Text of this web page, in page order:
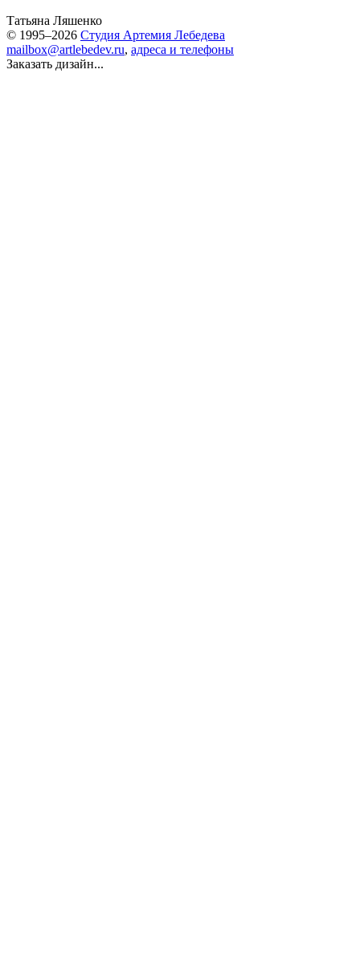
Татьяна Ляшенко
© 1995–2026 Студия Артемия Лебедева
mailbox@artlebedev.ru, адреса и телефоны
Заказать дизайн...